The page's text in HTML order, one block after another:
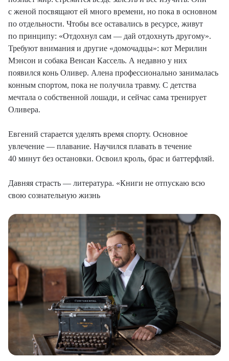
с женой посвящают ей много времени, но пока в основном
по отдельности. Чтобы все оставались в ресурсе, живут
по принципу: «Отдохнул сам — дай отдохнуть другому».
Требуют внимания и другие «домочадцы»: кот Мерилин
Мэнсон и собака Венсан Кассель. А недавно у них
появился конь Оливер. Алена профессионально занималась
конным спортом, пока не получила травму. С детства
мечтала о собственной лошади, и сейчас сама тренирует
Оливера.
Евгений старается уделять время спорту. Основное
увлечение — плавание. Научился плавать в течение
40 минут без остановки. Освоил кроль, брас и баттерфляй.
Давняя страсть — литература. «Книги не отпускаю всю
свою сознательную жизнь